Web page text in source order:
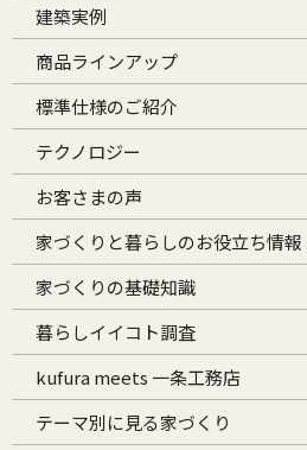
建築実例
商品ラインアップ
標準仕様のご紹介
テクノロジー
お客さまの声
家づくりと暮らしのお役立ち情報
家づくりの基礎知識
暮らしイイコト調査
kufura meets 一条工務店
テーマ別に見る家づくり